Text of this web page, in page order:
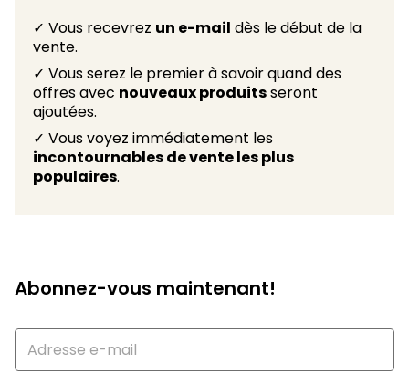
✓ Vous recevrez un e-mail dès le début de la
vente.
✓ Vous serez le premier à savoir quand des
offres avec nouveaux produitsseront
ajoutées.
✓ Vous voyez immédiatement les
incontournables de vente les plus
populaires.
Abonnez-vous maintenant!